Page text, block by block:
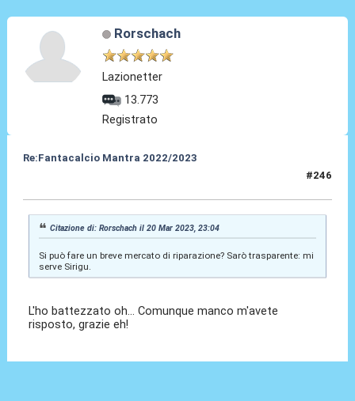
Rorschach
Lazionetter
13.773
Registrato
Re:Fantacalcio Mantra 2022/2023
#246
Citazione di: Rorschach il 20 Mar 2023, 23:04
Si può fare un breve mercato di riparazione? Sarò trasparente: mi
serve Sirigu.
L'ho battezzato oh... Comunque manco m'avete
risposto, grazie eh!